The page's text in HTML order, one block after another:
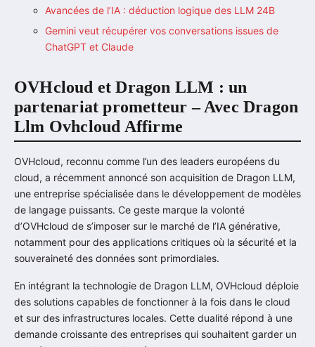
Avancées de l’IA : déduction logique des LLM 24B
Gemini veut récupérer vos conversations issues de
ChatGPT et Claude
OVHcloud et Dragon LLM : un
partenariat prometteur – Avec Dragon
Llm Ovhcloud Affirme
OVHcloud, reconnu comme l’un des leaders européens du
cloud, a récemment annoncé son acquisition de Dragon LLM,
une entreprise spécialisée dans le développement de modèles
de langage puissants. Ce geste marque la volonté
d’OVHcloud de s’imposer sur le marché de l’IA générative,
notamment pour des applications critiques où la sécurité et la
souveraineté des données sont primordiales.
En intégrant la technologie de Dragon LLM, OVHcloud déploie
des solutions capables de fonctionner à la fois dans le cloud
et sur des infrastructures locales. Cette dualité répond à une
demande croissante des entreprises qui souhaitent garder un